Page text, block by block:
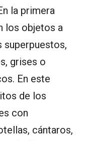
la primera
los objetos a
superpuestos,
grises o
En este
de los
con
cántaros,